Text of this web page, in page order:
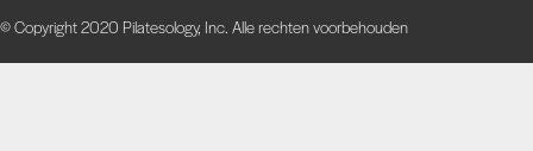
© Copyright 2020 Pilatesology, Inc. Alle rechten voorbehouden